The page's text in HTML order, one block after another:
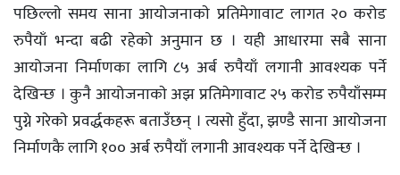
पछिल्लाे समय साना आयोजनाकाे प्रतिमेगावाट लागत २० करोड
रुपैयाँ भन्दा बढी रहेकाे अनुमान छ । यही आधारमा सबै साना
आयोजना निर्माणका लागि ८५ अर्ब रुपैयाँ लगानी आवश्यक पर्ने
देखिन्छ । कुनै आयोजनाकाे अझ प्रतिमेगावाट २५ करोड रुपैयाँसम्म
पुग्ने गरेकाे प्रवर्द्धकहरू बताउँछन् । त्यसो हुँदा, झण्डै साना आयोजना
निर्माणकै लागि १०० अर्ब रुपैयाँ लगानी आवश्यक पर्ने देखिन्छ ।